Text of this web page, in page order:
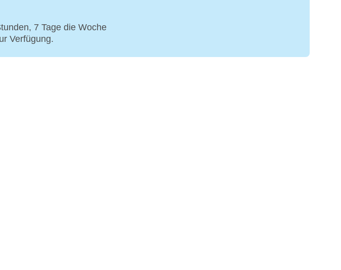
7 Tage die Woche
Verfügung.